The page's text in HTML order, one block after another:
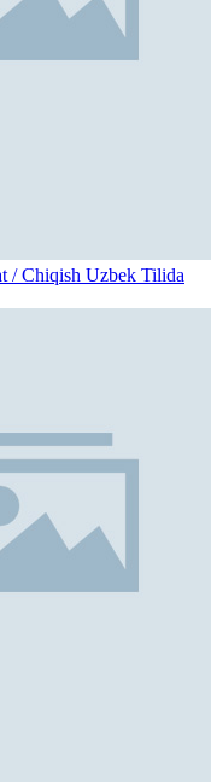
/ Chiqish Uzbek Tilida